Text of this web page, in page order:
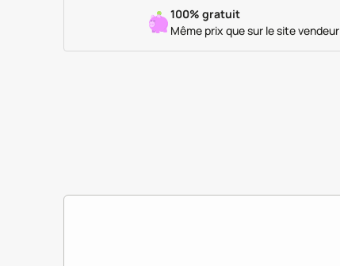
100% gratuit
Même prix que sur le site vendeur